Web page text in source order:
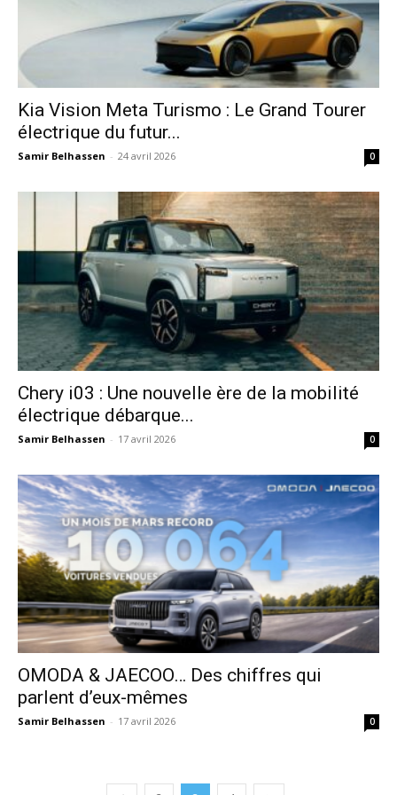
Kia Vision Meta Turismo : Le Grand Tourer
électrique du futur...
Samir Belhassen - 24 avril 2026 0
Chery i03 : Une nouvelle ère de la mobilité
électrique débarque...
Samir Belhassen - 17 avril 2026 0
OMODA & JAECOO… Des chiffres qui
parlent d’eux-mêmes
Samir Belhassen - 17 avril 2026 0